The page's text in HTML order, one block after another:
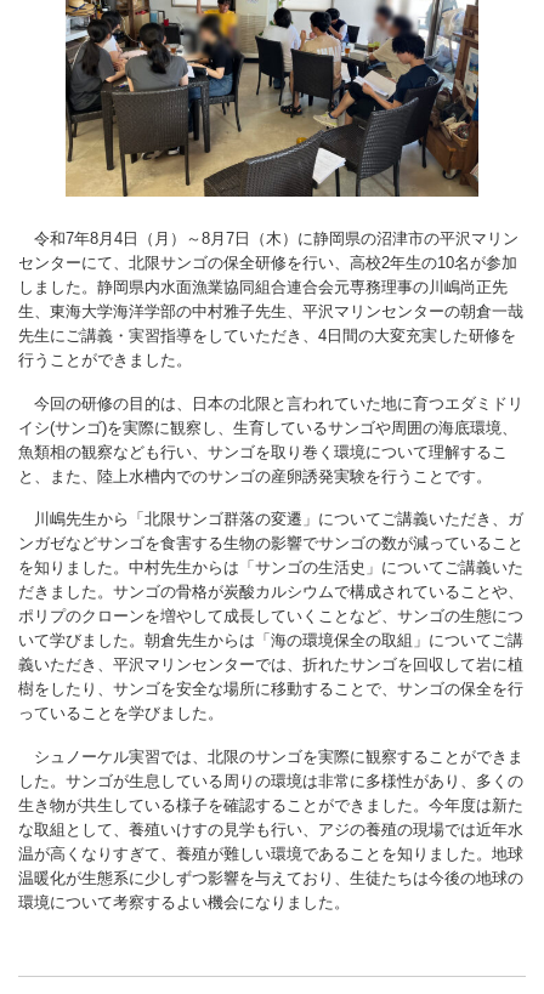
令和7年8月4日（月）～8月7日（木）に静岡県の沼津市の平沢マリン
センターにて、北限サンゴの保全研修を行い、高校2年生の10名が参加
しました。静岡県内水面漁業協同組合連合会元専務理事の川嶋尚正先
生、東海大学海洋学部の中村雅子先生、平沢マリンセンターの朝倉一哉
先生にご講義・実習指導をしていただき、4日間の大変充実した研修を
行うことができました。
今回の研修の目的は、日本の北限と言われていた地に育つエダミドリ
イシ(サンゴ)を実際に観察し、生育しているサンゴや周囲の海底環境、
魚類相の観察なども行い、サンゴを取り巻く環境について理解するこ
と、また、陸上水槽内でのサンゴの産卵誘発実験を行うことです。
川嶋先生から「北限サンゴ群落の変遷」についてご講義いただき、ガ
ンガゼなどサンゴを食害する生物の影響でサンゴの数が減っていること
を知りました。中村先生からは「サンゴの生活史」についてご講義いた
だきました。サンゴの骨格が炭酸カルシウムで構成されていることや、
ポリプのクローンを増やして成長していくことなど、サンゴの生態につ
いて学びました。朝倉先生からは「海の環境保全の取組」についてご講
義いただき、平沢マリンセンターでは、折れたサンゴを回収して岩に植
樹をしたり、サンゴを安全な場所に移動することで、サンゴの保全を行
っていることを学びました。
シュノーケル実習では、北限のサンゴを実際に観察することができま
した。サンゴが生息している周りの環境は非常に多様性があり、多くの
生き物が共生している様子を確認することができました。今年度は新た
な取組として、養殖いけすの見学も行い、アジの養殖の現場では近年水
温が高くなりすぎて、養殖が難しい環境であることを知りました。地球
温暖化が生態系に少しずつ影響を与えており、生徒たちは今後の地球の
環境について考察するよい機会になりました。